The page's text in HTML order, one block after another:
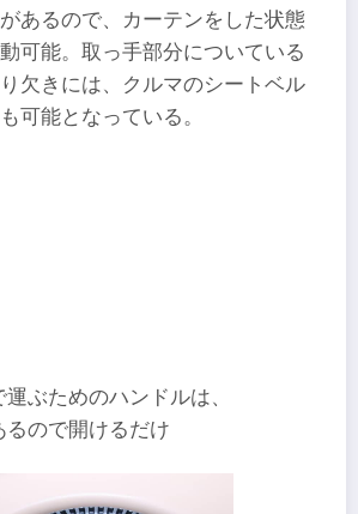
あるので、カーテンをした状態
可能。取っ手部分についている
り欠きには、クルマのシートベル
可能となっている。
運ぶためのハンドルは、
るので開けるだけ